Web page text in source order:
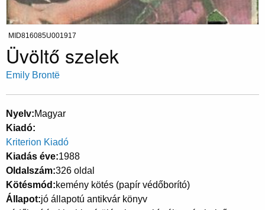
MID816085U001917
Üvöltő szelek
Emily Brontë
Nyelv Magyar
Kiadó
Kriterion Kiadó
Kiadás éve 1988
Oldalszám 326 oldal
Kötésmód kemény kötés (papír védőborító)
Állapot jó állapotú antikvár könyv